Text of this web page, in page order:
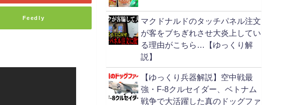
Feedly
マクドナルドのタッチパネル注文
が客をブちぎれさせ大炎上してい
る理由がこちら…【ゆっくり解
説】
【ゆっくり兵器解説】空中戦最
強・F-8クルセイダー、ベトナム
戦争で大活躍した真のドッグファ